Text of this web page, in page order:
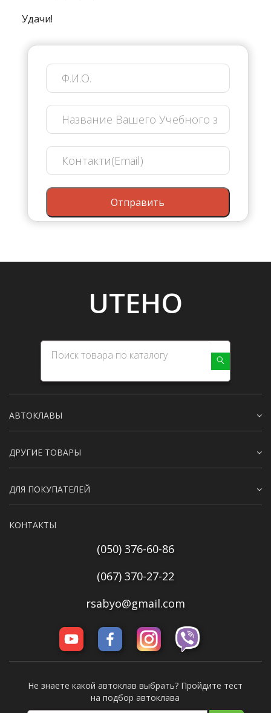
Удачи!
Отправить
UTEHO
АВТОКЛАВЫ
ДРУГИЕ ТОВАРЫ
ДЛЯ ПОКУПАТЕЛЕЙ
КОНТАКТЫ
(050) 376-60-86
(067) 370-27-22
rsabyo@gmail.com
Не знаете какой автоклав выбрать? Пройдите тест
на подбор автоклава